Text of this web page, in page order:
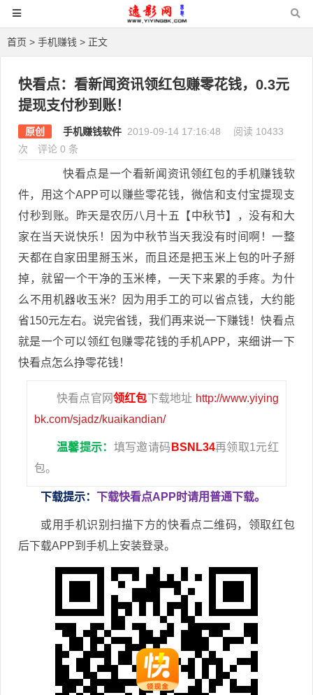
首页 > 手机赚钱 > 正文
快看点：看新闻资讯领红包赚零花钱，0.3元
提现支付秒到账！
原创 手机赚钱软件 2019-09-14 17:16:48
阅读 10433
次
评论 0 条
快看点是一个看新闻资讯领红包的手机赚钱软
件，用这个APP可以赚些零花钱，微信和支付宝提现支
付秒到账。昨天是农历八月十五【中秋节】，没有和大
家在当天说快乐！因为中秋节当天我没有时间啊！一整
天都在自家田里掰玉米，而且还是把玉米上包的叶子掰
掉，就留一个干净的玉米棒，一天下来累的手疼。为什
么不用机器收玉米？因为用手工的可以省点钱，大约能
省150元左右。说完省钱，我们再来说一下赚钱！快看点
就是一个可以领红包赚零花钱的手机APP，来细讲一下
快看点怎么挣零花钱！
快看点官网领红包下载地址 http://www.yiying
bk.com/sjadz/kuaikandian/
温馨提示： 填写邀请码 BSNL34再领取1元红
包。
下载提示： 下载快看点APP时请用普通下载。
或用手机识别扫描下方的快看点二维码，领取红包
后下载APP到手机上安装登录。